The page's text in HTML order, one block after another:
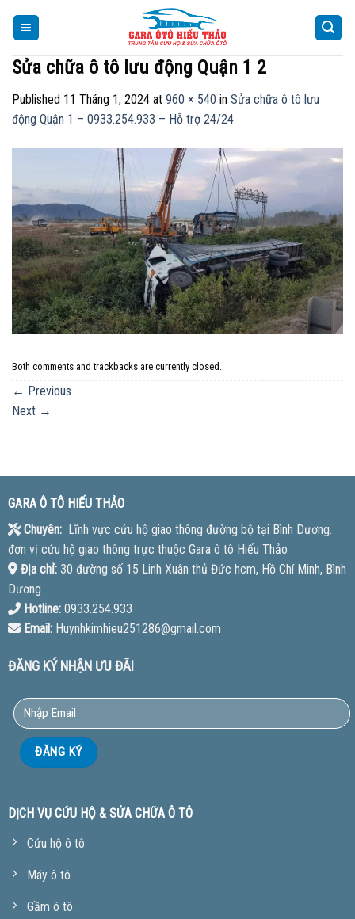
Sửa chữa ô tô lưu động Quận 1 2
Published 11 Tháng 1, 2024 at 960 × 540 in Sửa chữa ô tô lưu
động Quận 1 – 0933.254.933 – Hỗ trợ 24/24
Both comments and trackbacks are currently closed.
← Previous
Next →
GARA Ô TÔ HIẾU THẢO
Chuyên:Lĩnh vực cứu hộ giao thông đường bộ tại Bình Dương.
đơn vị cứu hộ giao thông trực thuộc Gara ô tô Hiếu Thảo
Địa chỉ:30 đường số 15 Linh Xuân thủ Đức hcm, Hồ Chí Minh, Bình
Dương
Hotline:0933.254.933
Email:Huynhkimhieu251286@gmail.com
ĐĂNG KÝ NHẬN ƯU ĐÃI
DỊCH VỤ CỨU HỘ & SỬA CHỮA Ô TÔ
Cứu hộ ô tô
Máy ô tô
Gầm ô tô